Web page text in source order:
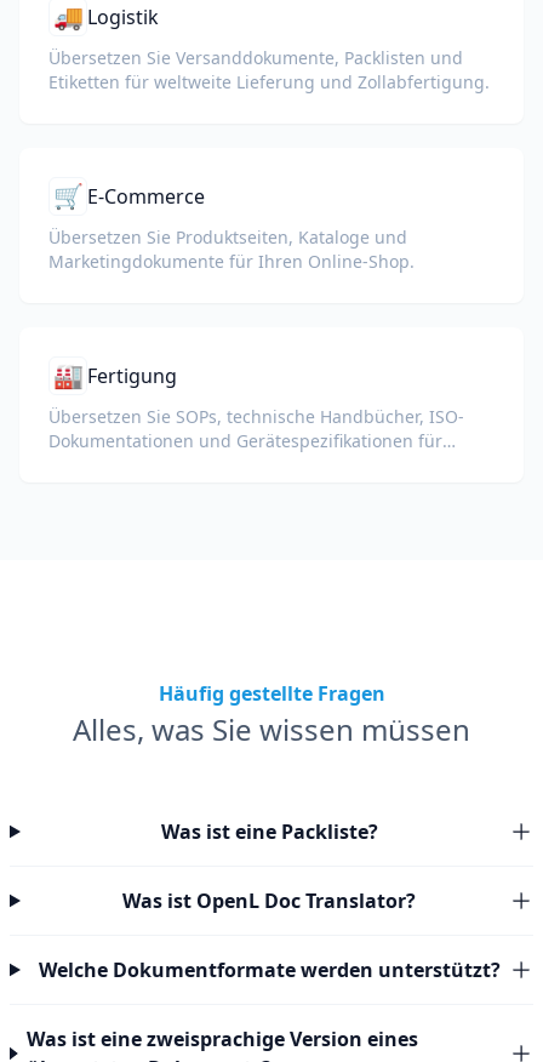
🚚 Logistik
Übersetzen Sie Versanddokumente, Packlisten und
Etiketten für weltweite Lieferung und Zollabfertigung.
🛒 E-Commerce
Übersetzen Sie Produktseiten, Kataloge und
Marketingdokumente für Ihren Online-Shop.
🏭 Fertigung
Übersetzen Sie SOPs, technische Handbücher, ISO-
Dokumentationen und Gerätespezifikationen für
Häufig gestellte Fragen
Alles, was Sie wissen müssen
Was ist eine Packliste?
Was ist OpenL Doc Translator?
Welche Dokumentformate werden unterstützt?
Was ist eine zweisprachige Version eines